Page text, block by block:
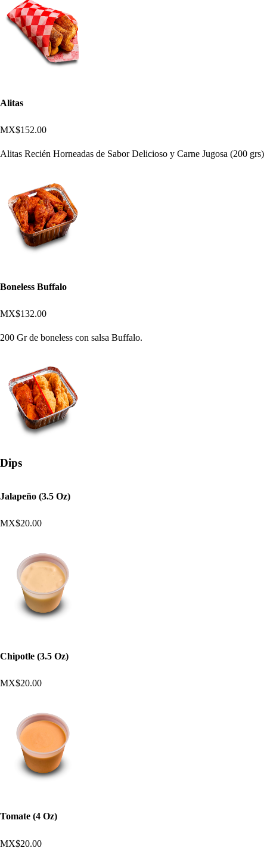
Alitas
MX$152.00
Alitas Recién Horneadas de Sabor Delicioso y Carne Jugosa (200 grs)
Boneless Buffalo
MX$132.00
200 Gr de boneless con salsa Buffalo.
Dips
Jalapeño (3.5 Oz)
MX$20.00
Chipotle (3.5 Oz)
MX$20.00
Tomate (4 Oz)
MX$20.00